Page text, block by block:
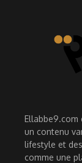
Ellabbe9.com
un contenu
lifestyle et
comme une